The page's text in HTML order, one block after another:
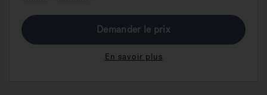
Demander le prix
En savoir plus